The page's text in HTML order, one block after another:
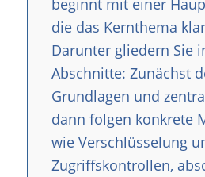
die das Kernthema
Darunter gliedern Sie
Abschnitte: Zunächst
Grundlagen und
dann folgen konkrete
wie Verschlüsselung
Zugriffskontrollen,